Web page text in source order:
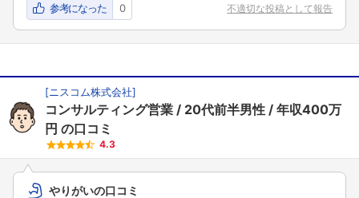
参考になった 0 不適切な投稿として報告
[ニスコム株式会社]
コンサルティング営業 20代前半男性
年収400万
円 の口コミ
4.3
やりがいの口コミ